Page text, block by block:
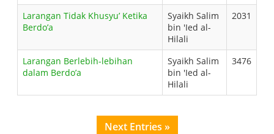
Larangan Tidak Khusyu’ Ketika
Berdo’a
Syaikh Salim
bin 'Ied al-
Hilali
2031
Larangan Berlebih-lebihan
dalam Berdo’a
Syaikh Salim
bin 'Ied al-
Hilali
3476
Next Entries »